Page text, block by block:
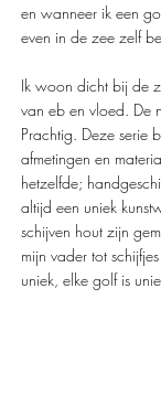
en wanneer ik een
even in de zee zelf
Ik woon dicht bij de
van eb en vloed. De
Prachtig. Deze serie
afmetingen en
hetzelfde;
altijd een uniek
schijven hout zijn
mijn vader tot
uniek, elke golf is